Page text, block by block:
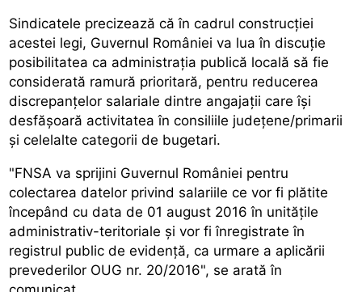
Sindicatele precizează că în cadrul construcției
acestei legi, Guvernul României va lua în discuție
posibilitatea ca administrația publică locală să fie
considerată ramură prioritară, pentru reducerea
discrepanțelor salariale dintre angajații care își
desfășoară activitatea în consiliile județene/primarii
și celelalte categorii de bugetari.
"FNSA va sprijini Guvernul României pentru
colectarea datelor privind salariile ce vor fi plătite
începând cu data de 01 august 2016 în unitățile
administrativ-teritoriale și vor fi înregistrate în
registrul public de evidență, ca urmare a aplicării
prevederilor OUG nr. 20/2016", se arată în